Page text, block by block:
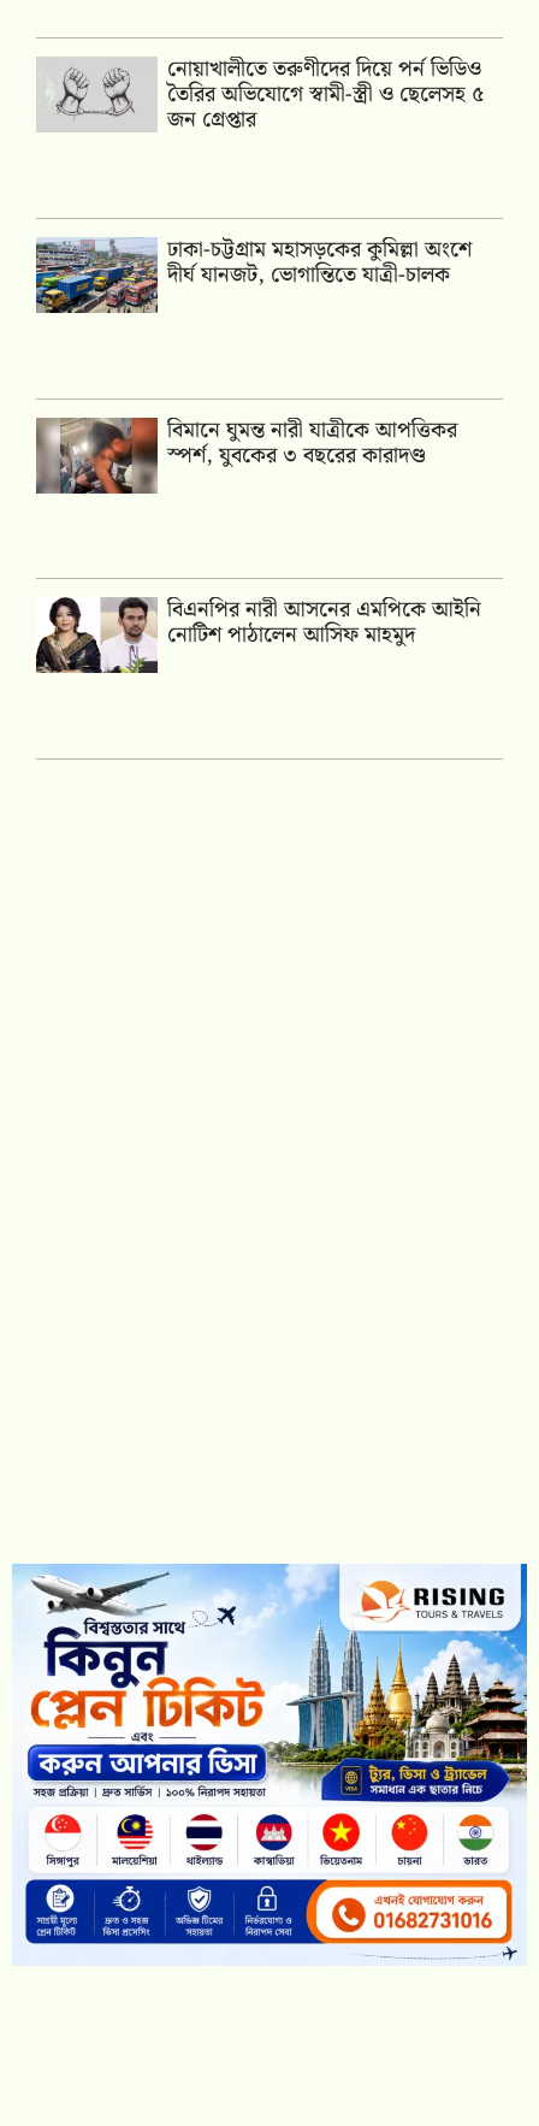
নোয়াখালীতে তরুণীদের দিয়ে পর্ন ভিডিও
তৈরির অভিযোগে স্বামী-স্ত্রী ও ছেলেসহ ৫
জন গ্রেপ্তার
ঢাকা-চট্টগ্রাম মহাসড়কের কুমিল্লা অংশে
দীর্ঘ যানজট, ভোগান্তিতে যাত্রী-চালক
বিমানে ঘুমন্ত নারী যাত্রীকে আপত্তিকর
স্পর্শ, যুবকের ৩ বছরের কারাদণ্ড
বিএনপির নারী আসনের এমপিকে আইনি
নোটিশ পাঠালেন আসিফ মাহমুদ